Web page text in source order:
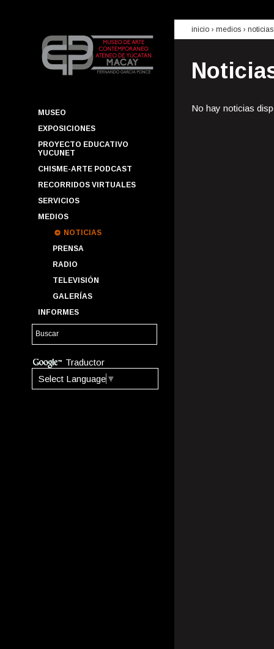
MUSEO
EXPOSICIONES
PROYECTO EDUCATIVO
YUCUNET
CHISME-ARTE PODCAST
RECORRIDOS VIRTUALES
SERVICIOS
MEDIOS
NOTICIAS
PRENSA
RADIO
TELEVISIÓN
GALERÍAS
INFORMES
Traductor
Select Language ▼
inicio › medios › noticias
No hay noticias